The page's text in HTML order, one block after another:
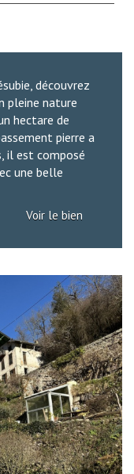
découvrez
pleine nature
hectare de
pierre a
il est composé
une belle
Voir le bien